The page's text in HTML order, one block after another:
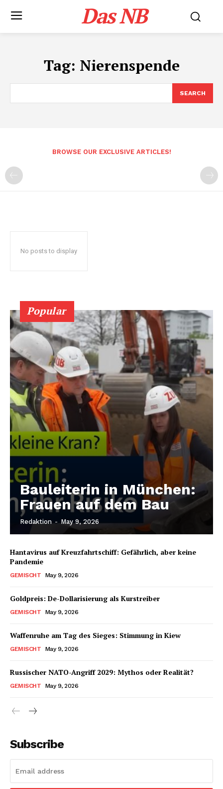
Das NB
Tag: Nierenspende
SEARCH
BROWSE OUR EXCLUSIVE ARTICLES!
No posts to display
Popular
Bauleiterin in München:
Frauen auf dem Bau
Redaktion - May 9, 2026
Hantavirus auf Kreuzfahrtschiff: Gefährlich, aber keine
Pandemie
GEMISCHT May 9, 2026
Goldpreis: De-Dollarisierung als Kurstreiber
GEMISCHT May 9, 2026
Waffenruhe am Tag des Sieges: Stimmung in Kiew
GEMISCHT May 9, 2026
Russischer NATO-Angriff 2029: Mythos oder Realität?
GEMISCHT May 9, 2026
Subscribe